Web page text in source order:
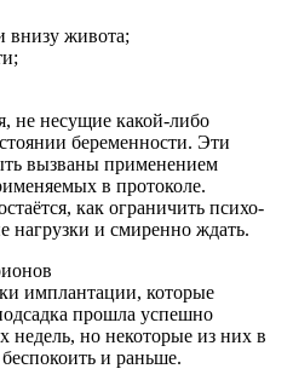
живота;
не несущие какой-либо
беременности. Эти
вызваны применением
в протоколе.
как ограничить психо-
нагрузки и смиренно ждать.
имплантации, которые
прошла успешно
недель, но некоторые из них в
и раньше.